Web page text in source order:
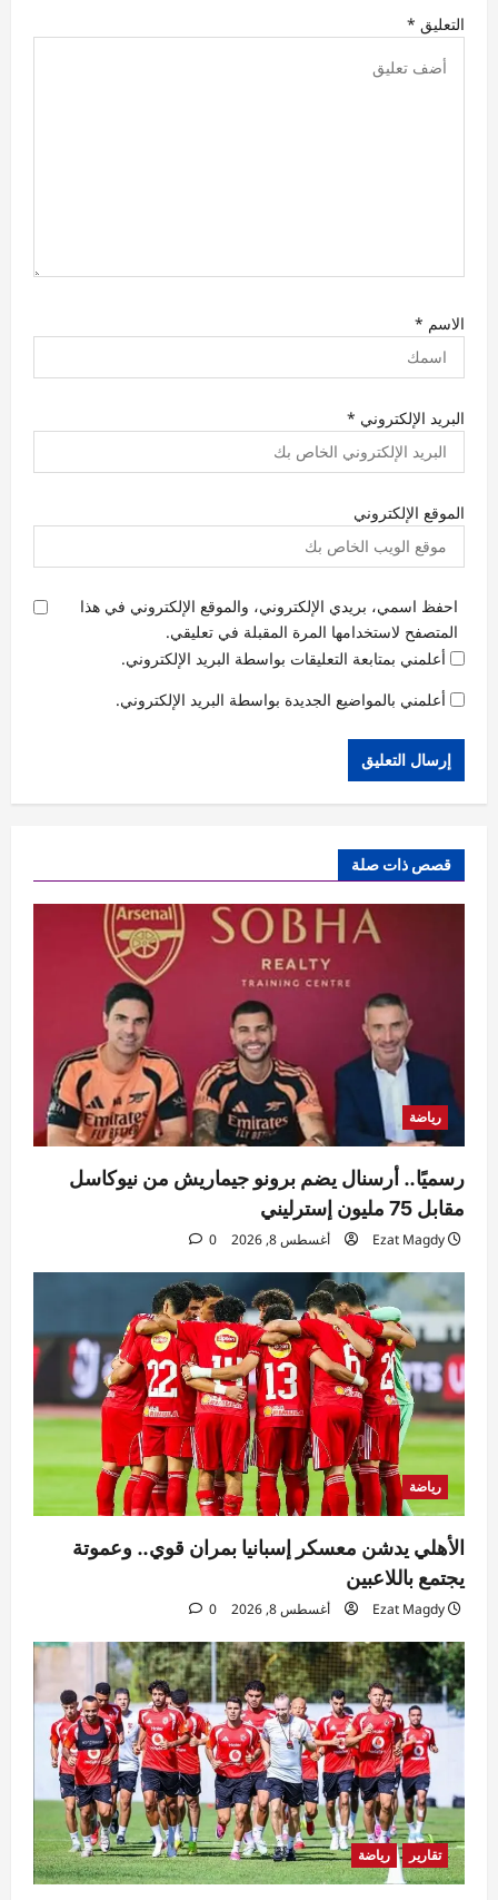
ت
التعليق *
الاسم *
البريد الإلكتروني *
الموقع الإلكتروني
احفظ اسمي، بريدي الإلكتروني، والموقع الإلكتروني في هذا
المتصفح لاستخدامها المرة المقبلة في تعليقي.
أعلمني بمتابعة التعليقات بواسطة البريد الإلكتروني.
أعلمني بالمواضيع الجديدة بواسطة البريد الإلكتروني.
قصص ذات صلة
رياضة
رسميًا.. أرسنال يضم برونو جيماريش من نيوكاسل
مقابل 75 مليون إسترليني
Ezat Magdy أغسطس 8, 2026 0
رياضة
الأهلي يدشن معسكر إسبانيا بمران قوي.. وعموتة
يجتمع باللاعبين
Ezat Magdy أغسطس 8, 2026 0
تقارير رياضة